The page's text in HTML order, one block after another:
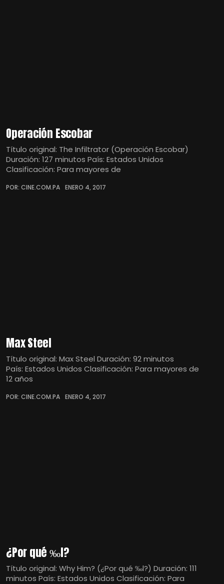
Operación Escobar
Título original: The Infiltrator (Operación Escobar)
Duración: 127 minutos País: Estados Unidos
Clasificación: Para mayores de
POR: CINE.COM.PA ENERO 4, 2017
Max Steel
Título original: Max Steel Duración: 92 minutos
País: Estados Unidos Clasificación: Para mayores de
12 años
POR: CINE.COM.PA ENERO 4, 2017
¿Por qué ‰l?
Título original: Why Him? (¿Por qué ‰l?) Duración: 111
minutos País: Estados Unidos Clasificación: Para